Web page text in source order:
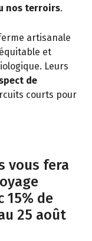
nos terroirs.
artisanale
et
Leurs
de
courts pour
vous fera
15% de
25 août